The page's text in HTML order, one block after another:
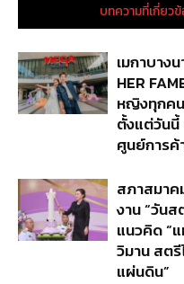
บทความที่เกี่ยว
เมกาบาง
HER
หญิงทุกคน
ตั้งแต่วันนี้
ศูนย์การค้
สภาสมา
งาน “วันส
แนวคิด “
วิมาน สต
แผ่นดิน”